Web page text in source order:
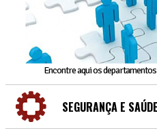
Encontre aqui os
SEGURANÇA E SAÚDE